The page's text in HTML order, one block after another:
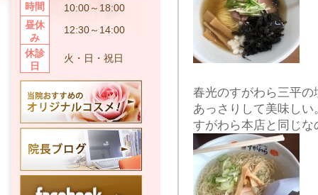
時間
10:00～18:00
昼休
み
12:30～14:00
休診
日
火・日・祝日
春光のすがわら三平の
あっさりして美味しい
すがわら本店と同じな